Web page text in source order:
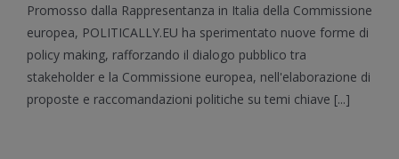
un
percorso
partecipativo,
innovativo,
rivoluzionario.
Promosso dalla Rappresentanza in Italia della Commissione
europea, POLITICALLY.EU ha sperimentato nuove forme di
policy making, rafforzando il dialogo pubblico tra
stakeholder e la Commissione europea, nell'elaborazione di
proposte e raccomandazioni politiche su temi chiave [...]